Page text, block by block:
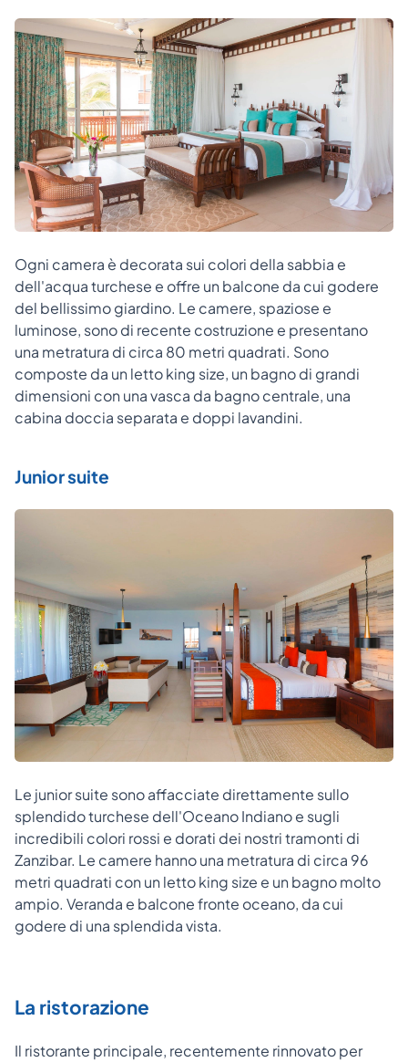
Ogni camera è decorata sui colori della sabbia e
dell'acqua turchese e offre un balcone da cui godere
del bellissimo giardino. Le camere, spaziose e
luminose, sono di recente costruzione e presentano
una metratura di circa 80 metri quadrati. Sono
composte da un letto king size, un bagno di grandi
dimensioni con una vasca da bagno centrale, una
cabina doccia separata e doppi lavandini.
Junior suite
Le junior suite sono affacciate direttamente sullo
splendido turchese dell'Oceano Indiano e sugli
incredibili colori rossi e dorati dei nostri tramonti di
Zanzibar. Le camere hanno una metratura di circa 96
metri quadrati con un letto king size e un bagno molto
ampio. Veranda e balcone fronte oceano, da cui
godere di una splendida vista.
La ristorazione
Il ristorante principale, recentemente rinnovato per